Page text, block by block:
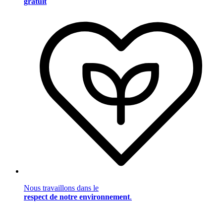
Nous travaillons dans le
respect de notre environnement.